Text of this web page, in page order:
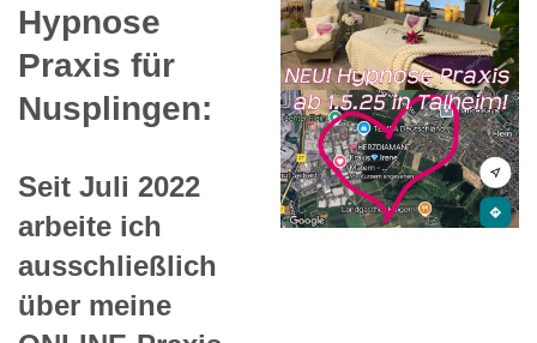
Hypnose
Praxis für
Nusplingen:
Seit Juli 2022
arbeite ich
ausschließlich
über meine